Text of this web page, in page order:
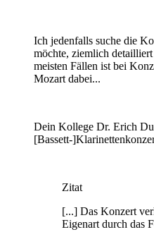
Ich jedenfalls suche die
möchte, ziemlich
meisten Fällen ist bei
Mozart dabei...
Dein Kollege Dr. Erich
[Bassett-
Zitat
[...] Das Konzert
Eigenart durch das